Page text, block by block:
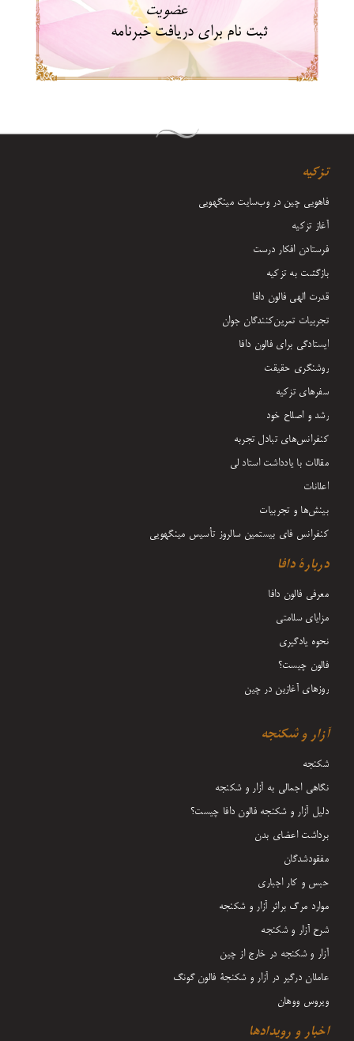
عضویت
ثبت نام برای دریافت خبرنامه
تزکیه
فاهویی چین در وب‌سایت مینگهویی
آغاز تزکیه
فرستادن افکار درست
بازگشت به تزکیه
قدرت الهی فالون دافا
تجربیات تمرین‌کنندگان جوان
ایستادگی برای فالون دافا
روشنگری حقیقت
سفرهای تزکیه
رشد و اصلاح خود
کنفرانس‌های تبادل تجربه
مقالات با یادداشت‌ استاد لی
اعلانات
بینش‌ها و تجربیات
کنفرانس فای بیستمین سالروز تأسیس مینگهویی
دربارۀ دافا
معرفی فالون دافا
مزایای سلامتی
نحوه یادگیری
فالون چیست؟
روزهای آغازین در چین
آزار و شکنجه
شکنجه
نگاهی اجمالی به آزار و شکنجه
دلیل آزار و شکنجه فالون دافا چیست؟
برداشت اعضای بدن
مفقودشدگان
حبس و کار اجباری
موارد مرگ براثر آزار و شکنجه
شرح آزار و شکنجه
آزار و شکنجه در خارج از چین
عاملان درگیر در آزار و شکنجۀ فالون گونگ
ویروس ووهان
اخبار و رویدادها